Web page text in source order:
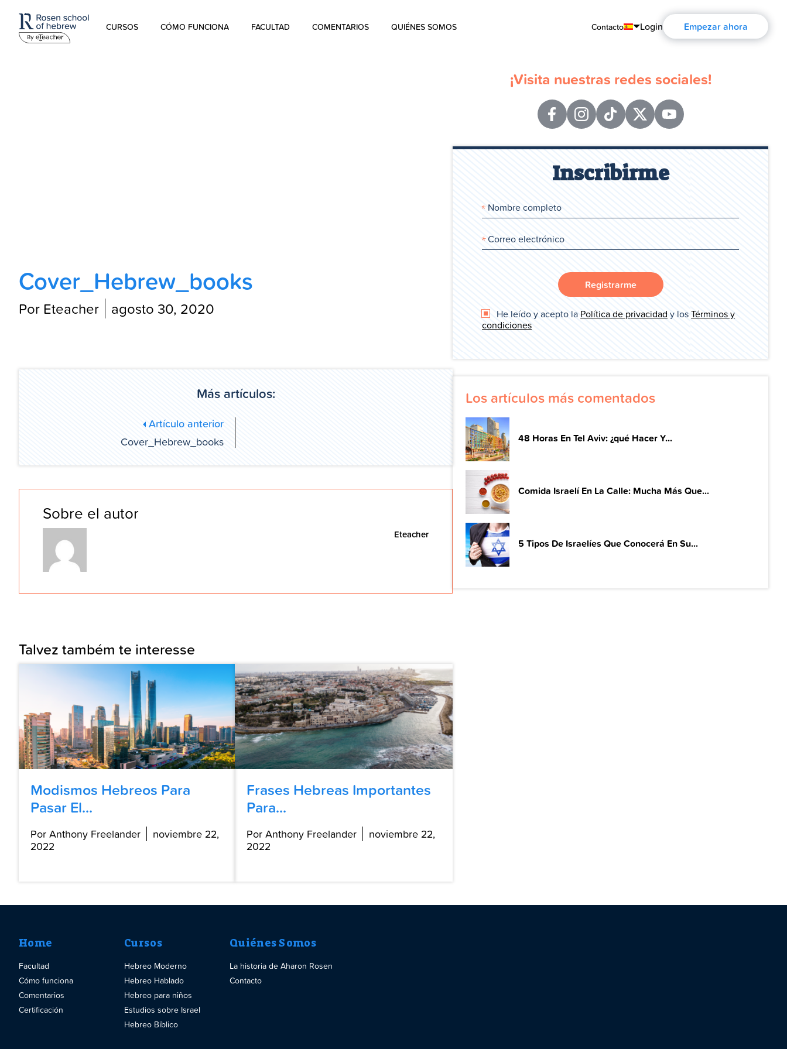
Contacto
Português
Español
Français
Deutsch
Русский
Login Empezar ahora
CURSOS CÓMO FUNCIONA FACULTAD COMENTARIOS QUIÉNES SOMOS
Cover_Hebrew_books
Por Eteacher agosto 30, 2020
Más artículos:
Artículo anterior
Cover_Hebrew_books
Sobre el autor
Eteacher
Talvez também te interesse
Modismos Hebreos Para
Pasar El...
Por Anthony Freelander
noviembre 22,
2022
Frases Hebreas Importantes
Para...
Por Anthony Freelander
noviembre 22,
2022
¡Visita nuestras redes sociales!
Inscribirme
Registrarme
He leído y acepto la Política de privacidad y losTérminos y
condiciones
Los artículos más comentados
48 Horas En Tel Aviv: ¿qué Hacer Y...
Comida Israelí En La Calle: Mucha Más Que...
5 Tipos De Israelíes Que Conocerá En Su...
Home
Facultad
Cómo funciona
Comentarios
Certificación
Cursos
Hebreo Moderno
Hebreo Hablado
Hebreo para niños
Estudios sobre Israel
Hebreo Bíblico
Quiénes Somos
La historia de Aharon Rosen
Contacto